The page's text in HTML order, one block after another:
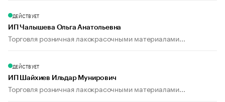
ДЕЙСТВУЕТ
ИП Чалышева Ольга Анатольевна
Торговля розничная лакокрасочными материалами...
ДЕЙСТВУЕТ
ИП Шайхиев Ильдар Мунирович
Торговля розничная лакокрасочными материалами...